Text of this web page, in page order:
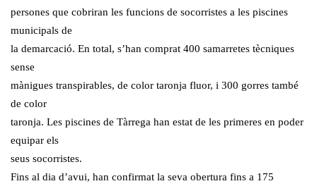
persones que cobriran les funcions de socorristes a les piscines
municipals de
la demarcació. En total, s’han comprat 400 samarretes tècniques
sense
mànigues transpirables, de color taronja fluor, i 300 gorres també
de color
taronja. Les piscines de Tàrrega han estat de les primeres en poder
equipar els
seus socorristes.
Fins al dia d’avui, han confirmat la seva obertura fins a 175